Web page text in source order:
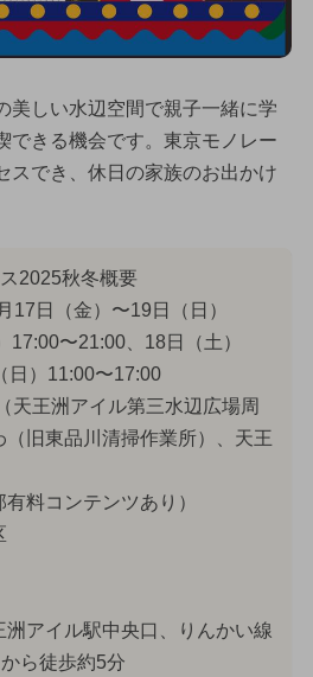
美しい水辺空間で親子一緒に学
できる機会です。東京モノレー
スでき、休日の家族のお出かけ
2025秋冬概要
17日（金）〜19日（日）
17:00〜21:00、18日（土）
日）11:00〜17:00
天王洲アイル第三水辺広場周
旧東品川清掃作業所）、天王
料コンテンツあり）
洲アイル駅中央口、りんかい線
ら徒歩約5分